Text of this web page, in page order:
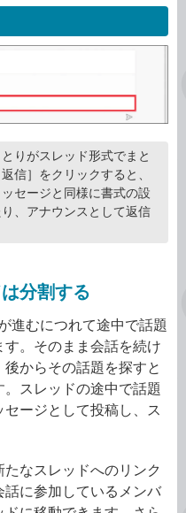
りがスレッド形式でまと
信］をクリックすると、
セージと同様に書式の設
、アナウンスとして返信
分割する
進むにつれて途中で話題
。そのまま会話を続け
からその話題を探すと
スレッドの途中で話題
ージとして投稿し、ス
なスレッドへのリンク
に参加しているメンバ